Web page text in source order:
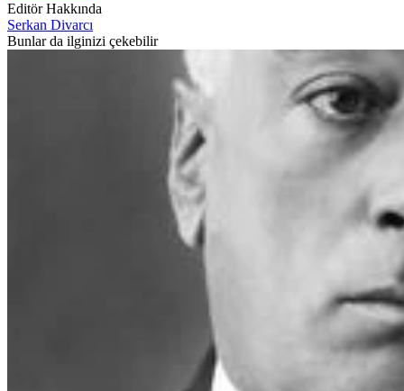
Editör Hakkında
Serkan Divarcı
Bunlar da ilginizi çekebilir